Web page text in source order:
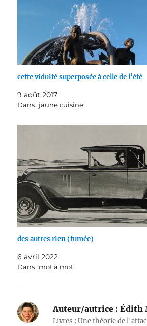
cette viduité superposée à celle de l’été
9 août 2017
Dans "jaune cuisine"
des autres rien (fumée)
6 avril 2022
Dans "mot à mot"
Auteur/autrice : Édith
Livres : Une théorie de